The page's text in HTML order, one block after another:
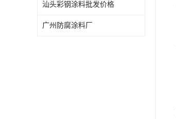
汕头彩钢涂料批发价格
广州防腐涂料厂